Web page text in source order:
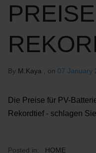
By M.Kaya , on 07 January
Die Preise für PV-
Rekordtief - schlagen
Posted in: HOME